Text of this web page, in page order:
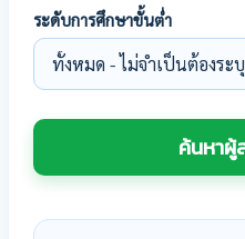
ระดับการศึกษาขั้นต่ำ